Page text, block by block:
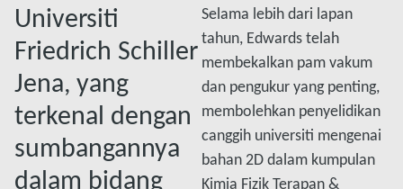
Universiti
Friedrich Schiller
Jena, yang
terkenal dengan
sumbangannya
dalam bidang
Selama lebih dari lapan
tahun, Edwards telah
membekalkan pam vakum
dan pengukur yang penting,
membolehkan penyelidikan
canggih universiti mengenai
bahan 2D dalam kumpulan
Kimia Fizik Terapan &